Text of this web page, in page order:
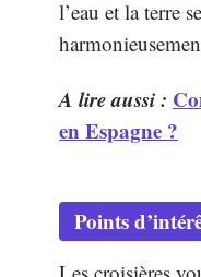
l’eau et la terre
A lire aussi :
en Espagne ?
Points
Les croisières